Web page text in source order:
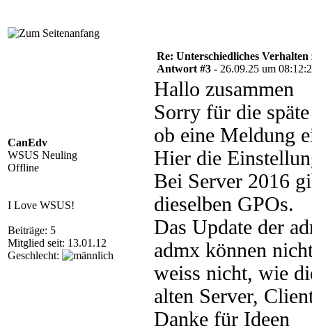
CanEdv
WSUS Neuling
Offline
I Love WSUS!
Beiträge: 5
Mitglied seit: 13.01.12
Geschlecht:
Re: Unterschiedliches
Antwort #3 - 26.09.25 um
Hallo zusammen
Sorry für die
ob eine Meldung
Hier die
Bei Server 2016
dieselben GPOs.
Das Update der
admx können
weiss nicht, wie
alten Server,
Danke für Ideen